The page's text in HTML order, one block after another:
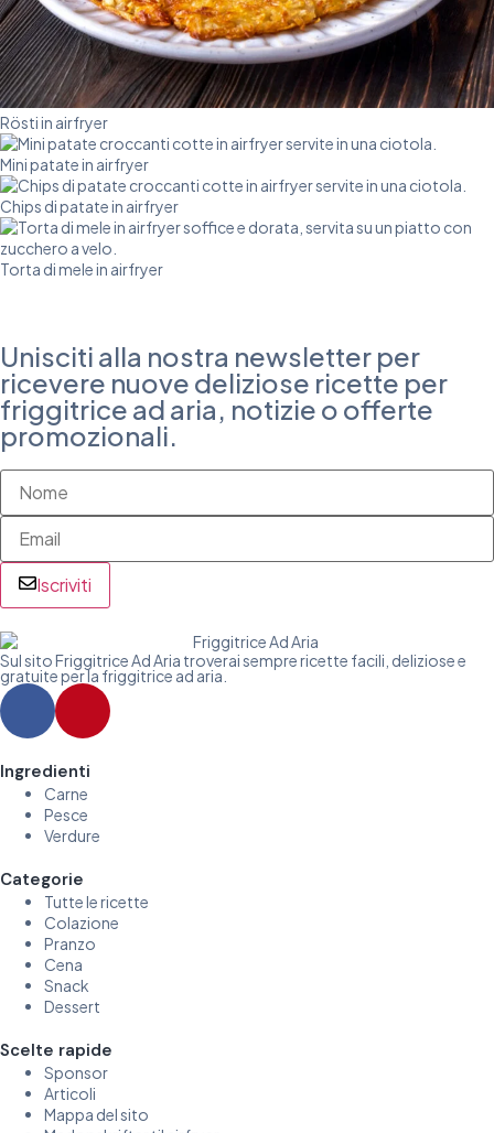
Rösti in airfryer
Mini patate in airfryer
Chips di patate in airfryer
Torta di mele in airfryer
Unisciti alla nostra newsletter per
ricevere nuove deliziose ricette per
friggitrice ad aria, notizie o offerte
promozionali.
Iscriviti
Sul sito Friggitrice Ad Aria troverai sempre ricette facili, deliziose e
gratuite per la friggitrice ad aria.
Ingredienti
Carne
Pesce
Verdure
Categorie
Tutte le ricette
Colazione
Pranzo
Cena
Snack
Dessert
Scelte rapide
Sponsor
Articoli
Mappa del sito